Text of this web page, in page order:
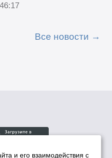
Все новости
и его взаимодействия с